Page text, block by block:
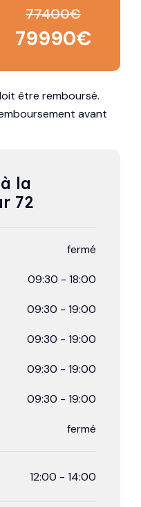
77400€
79990€
être remboursé.
avant
la
72
fermé
09:30 - 18:00
09:30 - 19:00
09:30 - 19:00
09:30 - 19:00
09:30 - 19:00
fermé
12:00 - 14:00